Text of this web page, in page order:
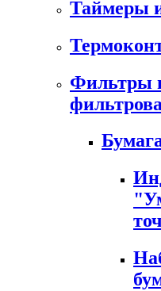
Таймеры
Фильтры